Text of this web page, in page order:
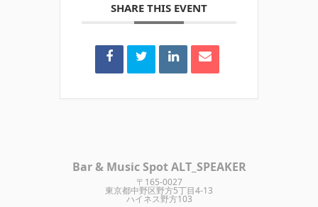
SHARE THIS EVENT
Bar & Music Spot ALT_SPEAKER
〒165-0027
東京都中野区野方5丁目4-13
ハイネス野方103